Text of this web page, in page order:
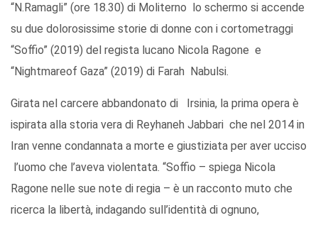
“N.Ramagli” (ore 18.30) di Moliterno lo schermo si accende
su due dolorosissime storie di donne con i cortometraggi
“Soffio” (2019) del regista lucano Nicola Ragone e
“Nightmareof Gaza” (2019) di Farah Nabulsi.
Girata nel carcere abbandonato di Irsinia, la prima opera è
ispirata alla storia vera di Reyhaneh Jabbari che nel 2014 in
Iran venne condannata a morte e giustiziata per aver ucciso
l’uomo che l’aveva violentata. “Soffio – spiega Nicola
Ragone nelle sue note di regia – è un racconto muto che
ricerca la libertà, indagando sull’identità di ognuno,